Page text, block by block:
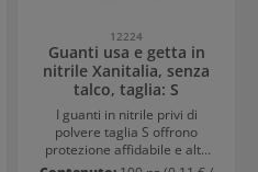
12224
Guanti usa e getta in
nitrile Xanitalia, senza
talco, taglia: S
I guanti in nitrile privi di
polvere taglia S offrono
protezione affidabile e alto
comfort per uso